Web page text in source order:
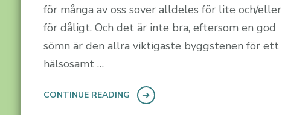
för många av oss sover alldeles för lite och/eller
för dåligt. Och det är inte bra, eftersom en god
sömn är den allra viktigaste byggstenen för ett
hälsosamt …
CONTINUE READING